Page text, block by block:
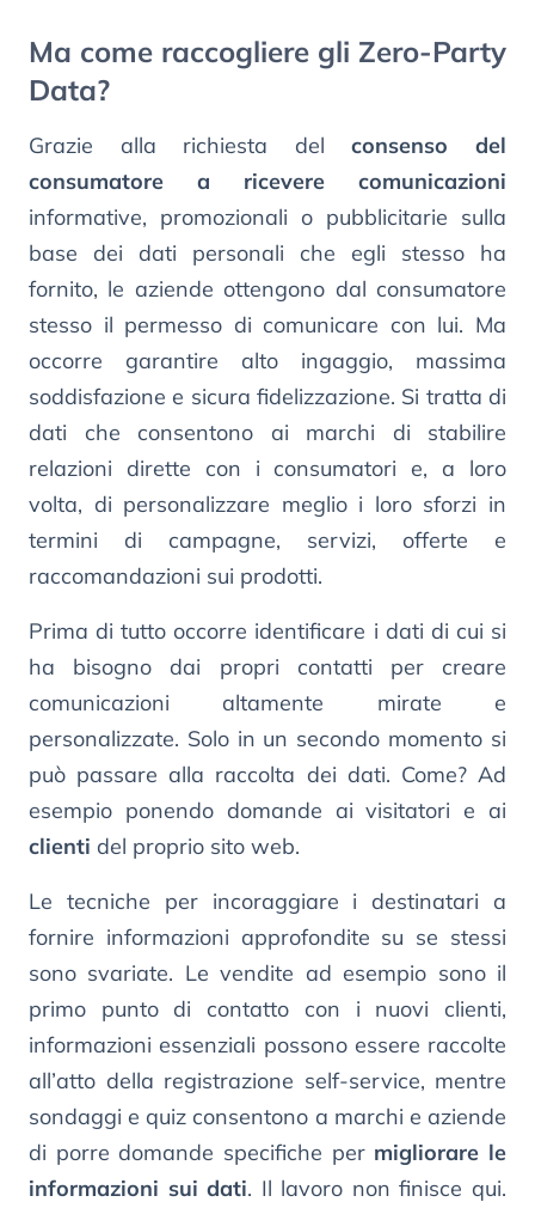
Ma come raccogliere gli Zero-Party
Data?
Grazie alla richiesta delconsenso del
consumatore a ricevere comunicazioni
informative, promozionali o pubblicitarie sulla
base dei dati personali che egli stesso ha
fornito, le aziende ottengono dal consumatore
stesso il permesso di comunicare con lui. Ma
occorre garantire alto ingaggio, massima
soddisfazione e sicura fidelizzazione. Si tratta di
dati che consentono ai marchi di stabilire
relazioni dirette con i consumatori e, a loro
volta, di personalizzare meglio i loro sforzi in
termini di campagne, servizi, offerte e
raccomandazioni sui prodotti.
Prima di tutto occorre identificare i dati di cui si
ha bisogno dai propri contatti per creare
comunicazioni altamente mirate e
personalizzate. Solo in un secondo momento si
può passare alla raccolta dei dati. Come? Ad
esempio ponendo domande ai visitatori e ai
clienti del proprio sito web.
Le tecniche per incoraggiare i destinatari a
fornire informazioni approfondite su se stessi
sono svariate. Le vendite ad esempio sono il
primo punto di contatto con i nuovi clienti,
informazioni essenziali possono essere raccolte
all’atto della registrazione self-service, mentre
sondaggi e quiz consentono a marchi e aziende
di porre domande specifiche per migliorare le
informazioni sui dati. Il lavoro non finisce qui.